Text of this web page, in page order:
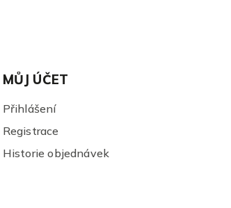
MŮJ ÚČET
Přihlášení
Registrace
Historie objednávek